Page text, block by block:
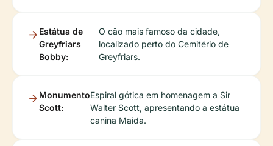
Estátua de
Greyfriars
Bobby:
O cão mais famoso da cidade,
localizado perto do Cemitério de
Greyfriars.
Monumento
Scott:
Espiral gótica em homenagem a Sir
Walter Scott, apresentando a estátua
canina Maida.